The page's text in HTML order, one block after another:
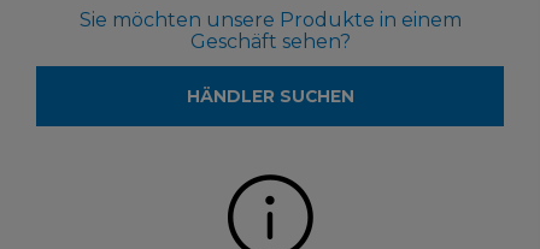
Sie möchten unsere Produkte in einem
Geschäft sehen?
HÄNDLER SUCHEN